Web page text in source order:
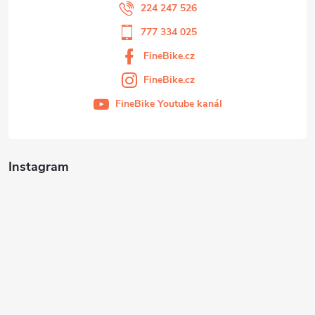
Instagram
224 247 526
777 334 025
FineBike.cz
FineBike.cz
FineBike Youtube kanál